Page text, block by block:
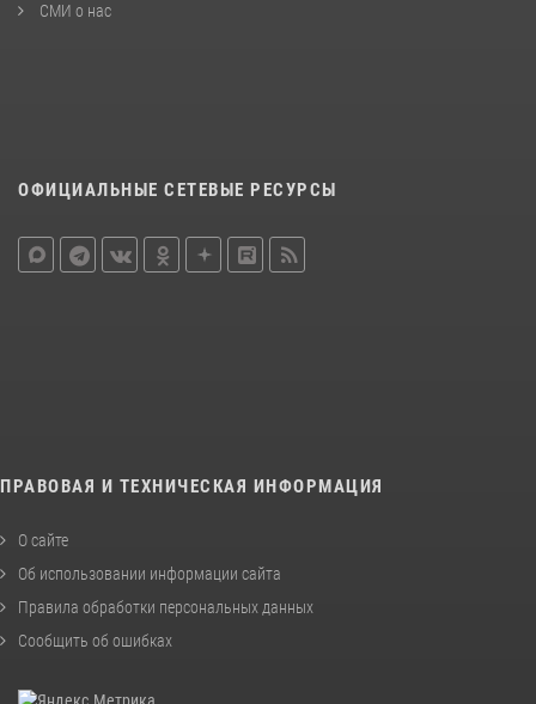
СМИ о нас
ОФИЦИАЛЬНЫЕ СЕТЕВЫЕ РЕСУРСЫ
ПРАВОВАЯ И ТЕХНИЧЕСКАЯ ИНФОРМАЦИЯ
О сайте
Об использовании информации сайта
Правила обработки персональных данных
Сообщить об ошибках